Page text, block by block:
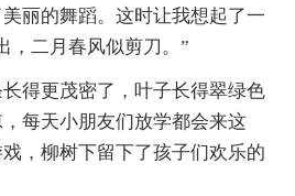
丽的舞蹈。这时让我想起了一
，二月春风似剪刀。”
得更茂密了，叶子长得翠绿色
每天小朋友们放学都会来这
，柳树下留下了孩子们欢乐的